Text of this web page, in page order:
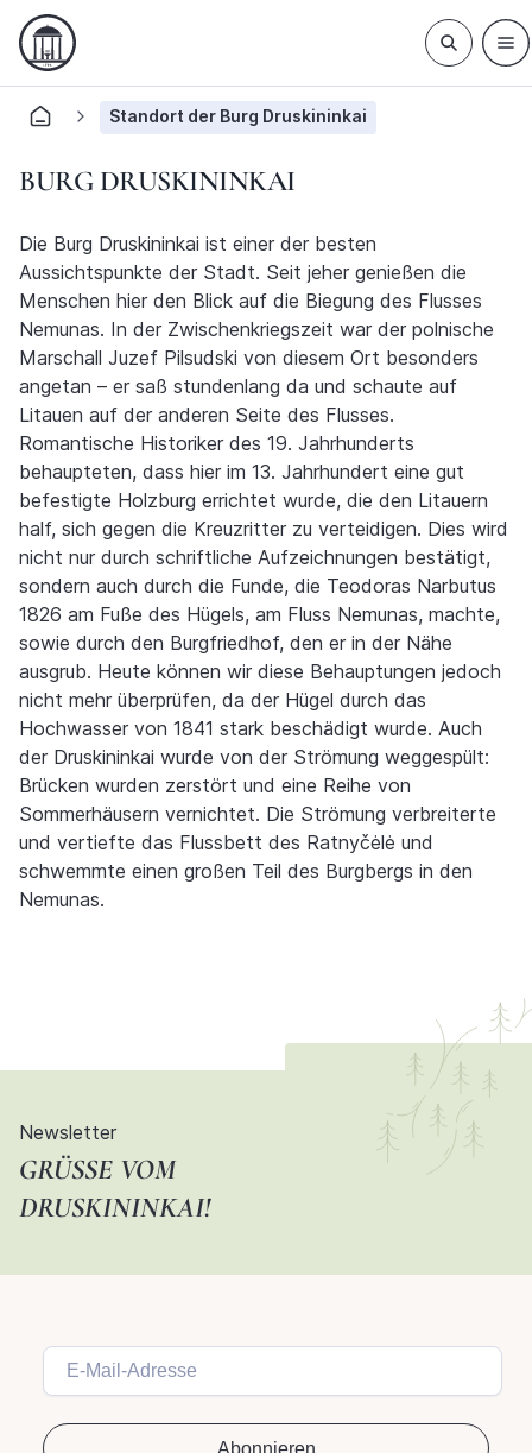
Standort der Burg Druskininkai
BURG DRUSKININKAI
Die Burg Druskininkai ist einer der besten
Aussichtspunkte der Stadt. Seit jeher genießen die
Menschen hier den Blick auf die Biegung des Flusses
Nemunas. In der Zwischenkriegszeit war der polnische
Marschall Juzef Pilsudski von diesem Ort besonders
angetan – er saß stundenlang da und schaute auf
Litauen auf der anderen Seite des Flusses.
Romantische Historiker des 19. Jahrhunderts
behaupteten, dass hier im 13. Jahrhundert eine gut
befestigte Holzburg errichtet wurde, die den Litauern
half, sich gegen die Kreuzritter zu verteidigen. Dies wird
nicht nur durch schriftliche Aufzeichnungen bestätigt,
sondern auch durch die Funde, die Teodoras Narbutus
1826 am Fuße des Hügels, am Fluss Nemunas, machte,
sowie durch den Burgfriedhof, den er in der Nähe
ausgrub. Heute können wir diese Behauptungen jedoch
nicht mehr überprüfen, da der Hügel durch das
Hochwasser von 1841 stark beschädigt wurde. Auch
der Druskininkai wurde von der Strömung weggespült:
Brücken wurden zerstört und eine Reihe von
Sommerhäusern vernichtet. Die Strömung verbreiterte
und vertiefte das Flussbett des Ratnyčėlė und
schwemmte einen großen Teil des Burgbergs in den
Nemunas.
Newsletter
GRÜSSE VOM D
RUSKININKAI!